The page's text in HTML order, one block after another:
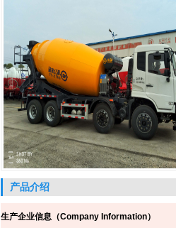
产品介绍
生产企业信息（Company Information）